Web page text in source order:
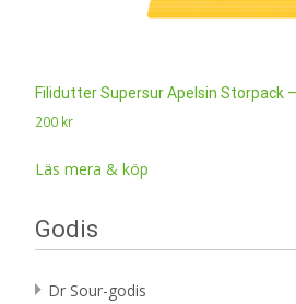
Filidutter Supersur Apelsin Storpack
200 kr
Läs mera & köp
Godis
Dr Sour-godis